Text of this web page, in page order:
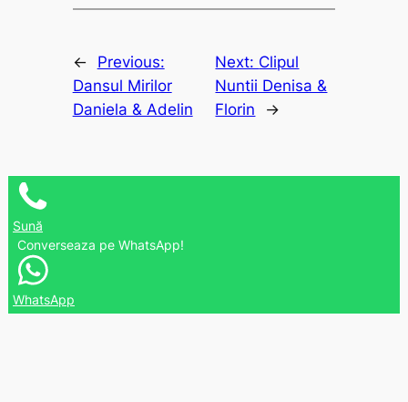
←
Previous:
Dansul Mirilor
Daniela & Adelin
Next: Clipul
Nuntii Denisa &
Florin
→
Sună
Converseaza pe WhatsApp!
WhatsApp